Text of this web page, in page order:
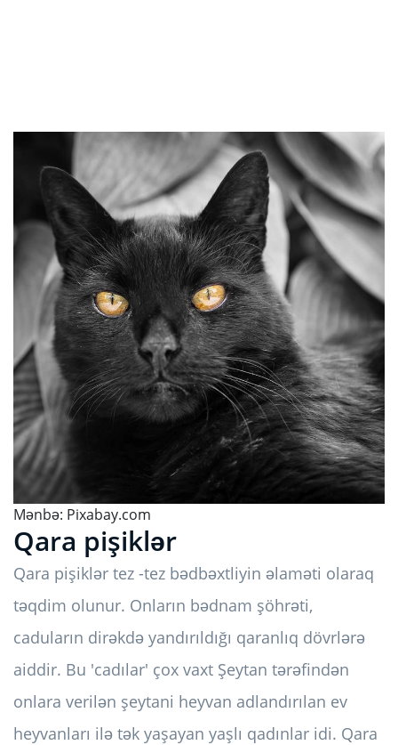
Mənbə: Pixabay.com
Qara pişiklər
Qara pişiklər tez -tez bədbəxtliyin əlaməti olaraq
təqdim olunur. Onların bədnam şöhrəti,
caduların dirəkdə yandırıldığı qaranlıq dövrlərə
aiddir. Bu 'cadılar' çox vaxt Şeytan tərəfindən
onlara verilən şeytani heyvan adlandırılan ev
heyvanları ilə tək yaşayan yaşlı qadınlar idi. Qara